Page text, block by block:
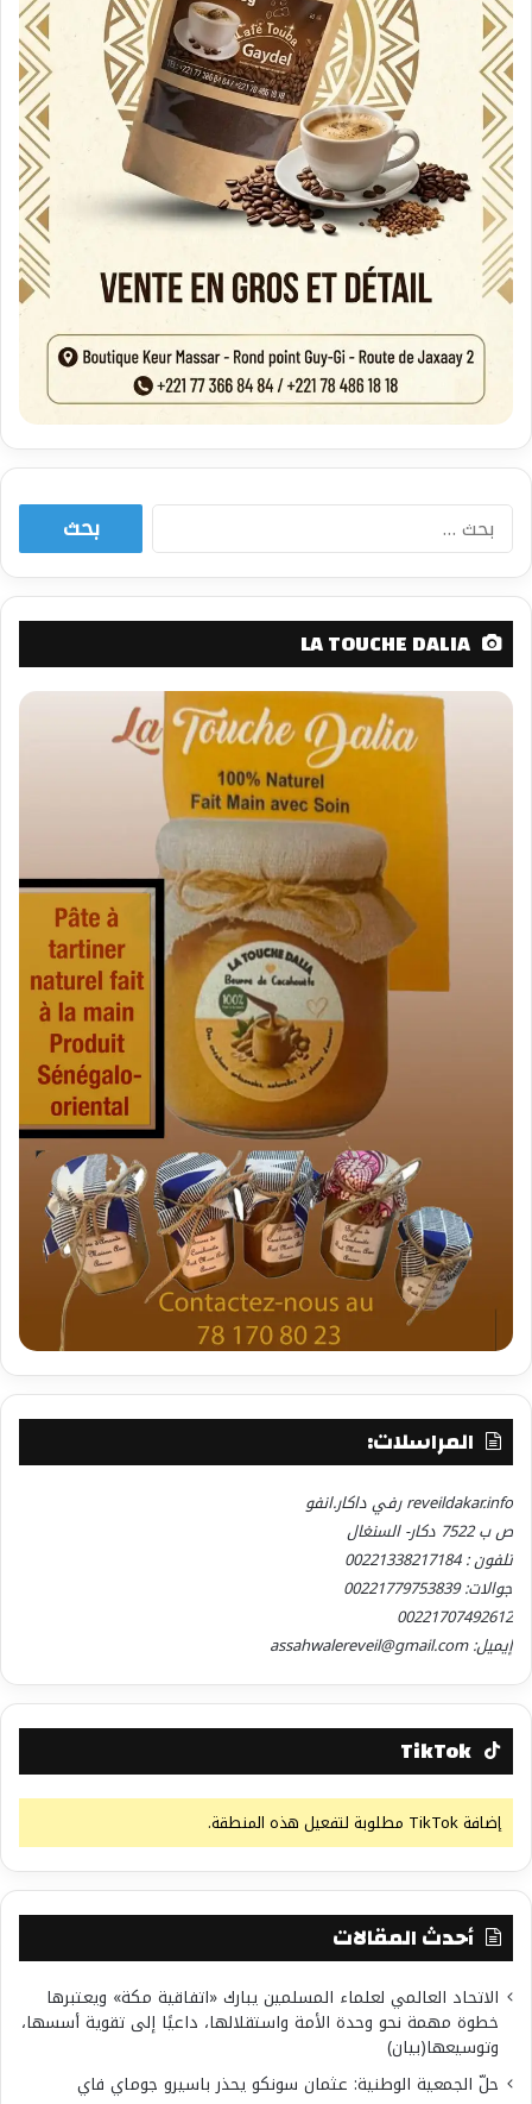
البحث
LA TOUCHE DALIA
المراسلات:
reveildakar.info رفي داكار.انفو
ص ب 7522 دكار- السنغال
تلفون : 00221338217184
جوالات: 00221779753839
00221707492612
إيميل: assahwalereveil@gmail.com
TikTok
إضافة TikTok مطلوبة لتفعيل هذه المنطقة.
أحدث المقالات
الاتحاد العالمي لعلماء المسلمين يبارك «اتفاقية مكة» ويعتبرها
خطوة مهمة نحو وحدة الأمة واستقلالها، داعيًا إلى تقوية أسسها،
وتوسيعها(بيان)
حلّ الجمعية الوطنية: عثمان سونكو يحذر باسيرو جوماي فاي